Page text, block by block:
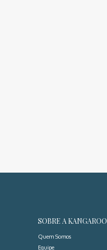
SOBRE A KANGAROO
Quem Somos
Equipe